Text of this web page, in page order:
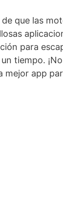
que las
para
tiempo.
mejor app